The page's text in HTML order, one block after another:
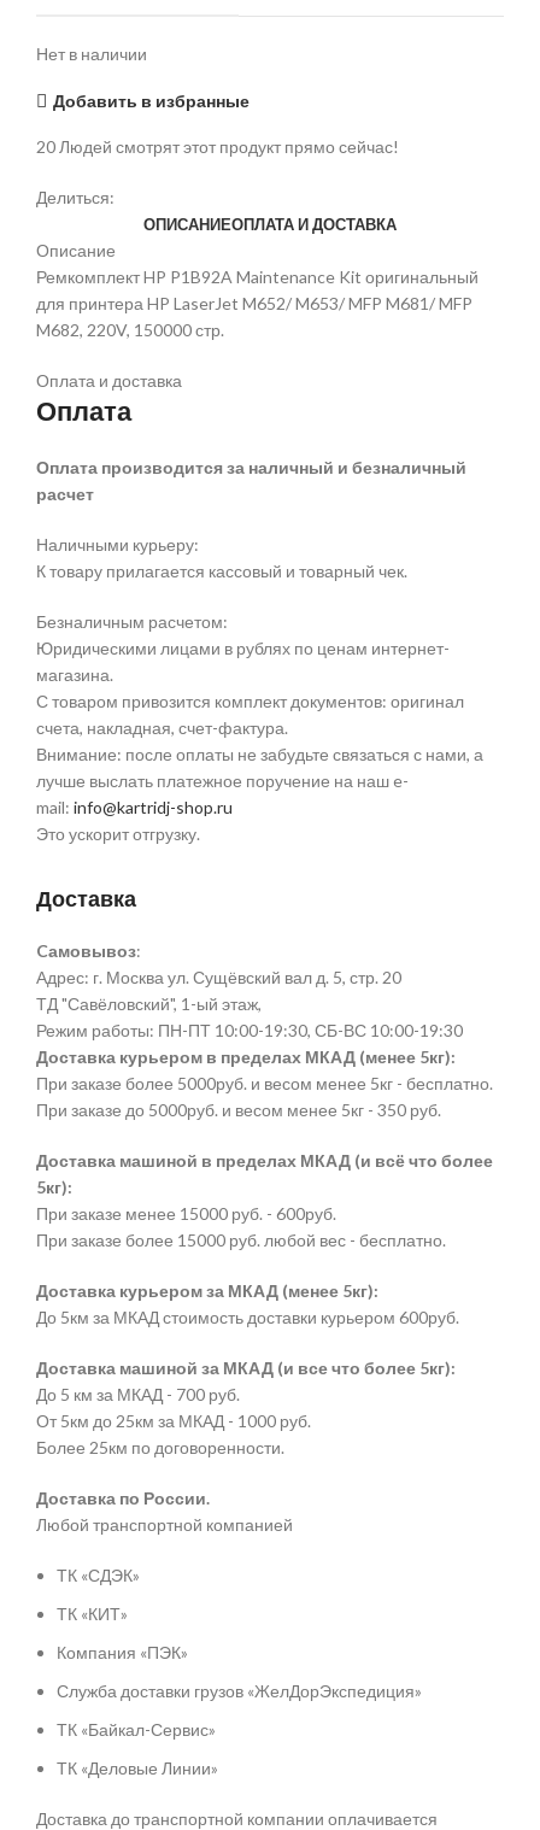
Нет в наличии
Добавить в избранные
20Людей смотрят этот продукт прямо сейчас!
Делиться:
ОПИСАНИЕОПЛАТА И ДОСТАВКА
Описание
Ремкомплект HP P1B92A Maintenance Kit оригинальный
для принтера HP LaserJet M652/ M653/ MFP M681/ MFP
M682, 220V, 150000 стр.
Оплата и доставка
Оплата
Оплата производится за наличный и безналичный
расчет
Наличными курьеру:
К товару прилагается кассовый и товарный чек.
Безналичным расчетом:
Юридическими лицами в рублях по ценам интернет-
магазина.
С товаром привозится комплект документов: оригинал
счета, накладная, счет-фактура.
Внимание: после оплаты не забудьте связаться с нами, а
лучше выслать платежное поручение на наш e-
mail: info@kartridj-shop.ru
Это ускорит отгрузку.
Доставка
Cамовывоз:
Адрес: г. Москва ул. Сущёвский вал д. 5, стр. 20
ТД "Савёловский", 1-ый этаж,
Режим работы: ПН-ПТ 10:00-19:30, СБ-ВС 10:00-19:30
Доставка курьером в пределах МКАД (менее 5кг):
При заказе более 5000руб. и весом менее 5кг - бесплатно.
При заказе до 5000руб. и весом менее 5кг - 350 руб.
Доставка машиной в пределах МКАД (и всё что более
5кг):
При заказе менее 15000 руб. - 600руб.
При заказе более 15000 руб. любой вес - бесплатно.
Доставка курьером за МКАД (менее 5кг):
До 5км за МКАД стоимость доставки курьером 600руб.
Доставка машиной за МКАД (и все что более 5кг):
До 5 км за МКАД - 700 руб.
От 5км до 25км за МКАД - 1000 руб.
Более 25км по договоренности.
Доставка по России.
Любой транспортной компанией
ТК «СДЭК»
ТК «КИТ»
Компания «ПЭК»
Служба доставки грузов «ЖелДорЭкспедиция»
ТК «Байкал-Сервис»
ТК «Деловые Линии»
Доставка до транспортной компании оплачивается